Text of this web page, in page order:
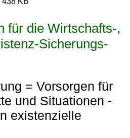
für die Wirtschafts-,
Sicherungs-
= Vorsorgen für
und Situationen -
existenzielle